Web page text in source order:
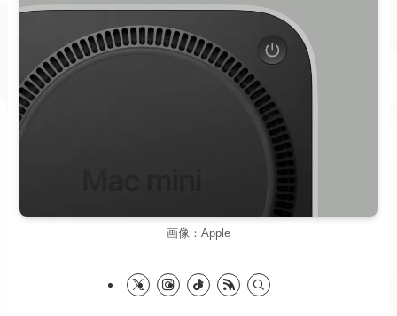
画像：Apple